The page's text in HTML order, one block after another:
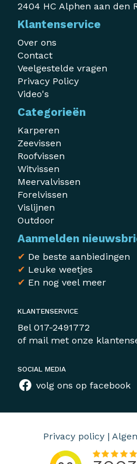
2404 HC Alphen aan den
Klantenservice
Over ons
Contact
Veelgestelde vragen
Privacy Policy
Video's
Categorieën
Karperen
Zeevissen
Roofvissen
Witvissen
Meervalvissen
Forelvissen
Vislijnen
Outdoor
Aanmelden
✔ De beste aanbiedingen
✔ Leuke weetjes
✔ En nog veel meer
KLANTENSERVICE
Bel 017-2491772
of mail met onze
SOCIAL MEDIA
volg ons op facebook
Privacy policy|